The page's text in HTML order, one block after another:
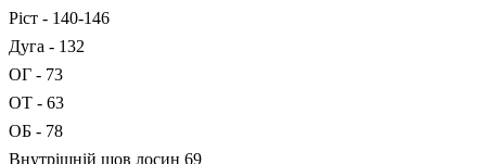
Ріст - 140-146
Дуга - 132
ОГ - 73
ОТ - 63
ОБ - 78
Внутрішній шов лосин 69